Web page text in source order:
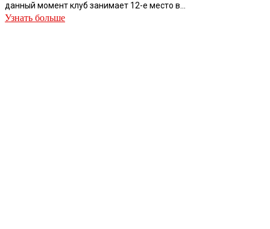
данный момент клуб занимает 12-е место в...
Узнать больше